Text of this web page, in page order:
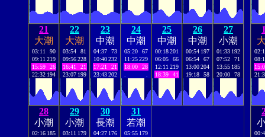
21
大潮
03:11
90
09:11 219
15:59
26
22:32 194
22
大潮
03:54
81
09:56228
16:41
21
23:07 199
23
中潮
04:37
73
10:40232
17:21
21
23:43202
24
中潮
05:20
67
11:25229
18:00
28
25
中潮
00:18201
06:05
66
12:11 219
18:39
41
26
中潮
00:54 197
06:54
67
13:00204
19:18
58
27
小潮
01:33 192
07:52
71
13:55 185
20:00
78
28
小潮
02:16 185
29
小潮
03:11 179
30
長潮
04:27 176
31
若潮
05:55 179